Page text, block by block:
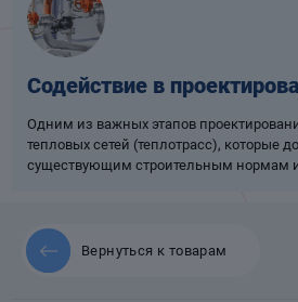
Содействие в
Одним из важных этапов
тепловых сетей (теплотрасс), которые
существующим строительным нормам
Вернуться к товарам